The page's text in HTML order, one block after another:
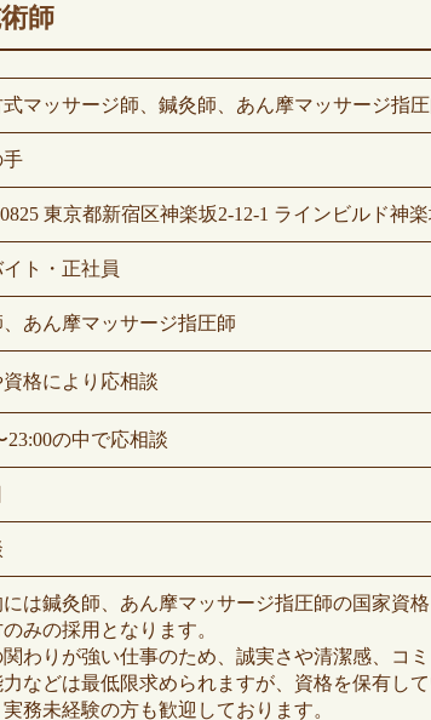
師
式マッサージ師、鍼灸師、あん摩マッサージ指
手
東京都新宿区神楽坂2-12-1 ラインビルド神楽
ト・正社員
あん摩マッサージ指圧師
格により応相談
23:00の中で応相談
は鍼灸師、あん摩マッサージ指圧師の国家資
みの採用となります。
関わりが強い仕事のため、誠実さや清潔感、コ
力などは最低限求められますが、資格を保有し
務未経験の方も歓迎しております。